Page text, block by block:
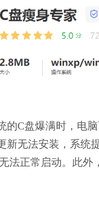
的C盘爆满时，电
新无法安装，系统
法正常启动。此外